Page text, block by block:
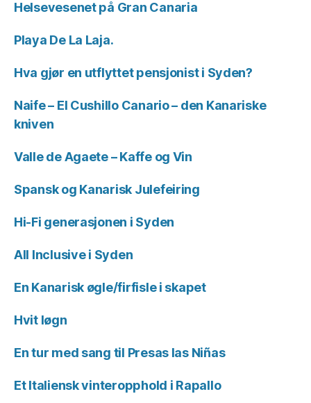
Helsevesenet på Gran Canaria
Playa De La Laja.
Hva gjør en utflyttet pensjonist i Syden?
Naife – El Cushillo Canario – den Kanariske
kniven
Valle de Agaete – Kaffe og Vin
Spansk og Kanarisk Julefeiring
Hi-Fi generasjonen i Syden
All Inclusive i Syden
En Kanarisk øgle/firfisle i skapet
Hvit løgn
En tur med sang til Presas las Niñas
Et Italiensk vinteropphold i Rapallo